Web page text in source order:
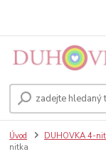
Úvod DUHOVKA 4-
nitka